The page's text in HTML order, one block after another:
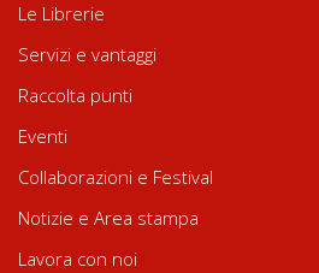
Le Librerie
Servizi e vantaggi
Raccolta punti
Eventi
Collaborazioni e Festival
Notizie e Area stampa
Lavora con noi